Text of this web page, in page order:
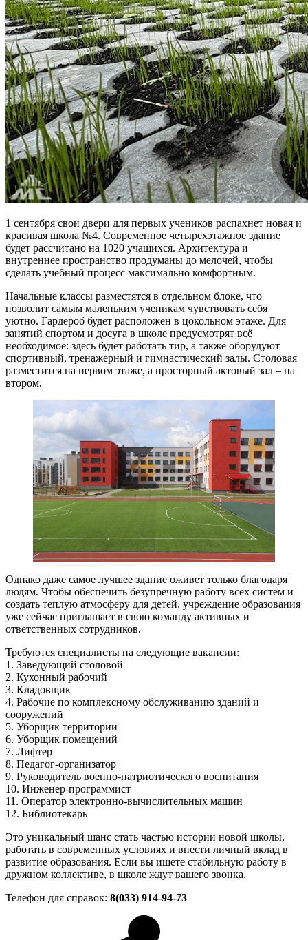
1 сентября свои двери для первых учеников распахнет новая и
красивая школа №4. Современное четырехэтажное здание
будет рассчитано на 1020 учащихся. Архитектура и
внутреннее пространство продуманы до мелочей, чтобы
сделать учебный процесс максимально комфортным.
Начальные классы разместятся в отдельном блоке, что
позволит самым маленьким ученикам чувствовать себя
уютно. Гардероб будет расположен в цокольном этаже. Для
занятий спортом и досуга в школе предусмотрят всё
необходимое: здесь будет работать тир, а также оборудуют
спортивный, тренажерный и гимнастический залы. Столовая
разместится на первом этаже, а просторный актовый зал – на
втором.
Однако даже самое лучшее здание оживет только благодаря
людям. Чтобы обеспечить безупречную работу всех систем и
создать теплую атмосферу для детей, учреждение образования
уже сейчас приглашает в свою команду активных и
ответственных сотрудников.
Требуются специалисты на следующие вакансии:
1. Заведующий столовой
2. Кухонный рабочий
3. Кладовщик
4. Рабочие по комплексному обслуживанию зданий и
сооружений
5. Уборщик территории
6. Уборщик помещений
7. Лифтер
8. Педагог-организатор
9. Руководитель военно-патриотического воспитания
10. Инженер-программист
11. Оператор электронно-вычислительных машин
12. Библиотекарь
Это уникальный шанс стать частью истории новой школы,
работать в современных условиях и внести личный вклад в
развитие образования. Если вы ищете стабильную работу в
дружном коллективе, в школе ждут вашего звонка.
Телефон для справок: 8(033) 914-94-73